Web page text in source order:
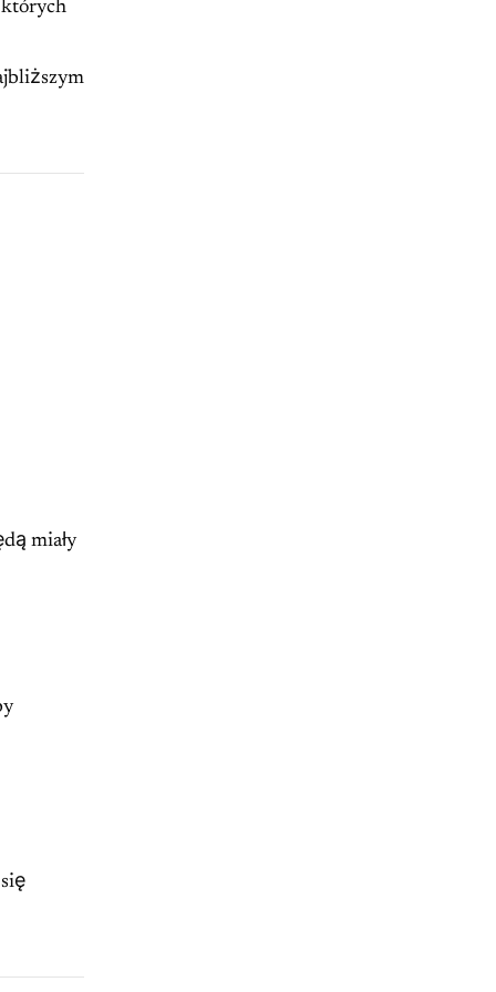
których
miały